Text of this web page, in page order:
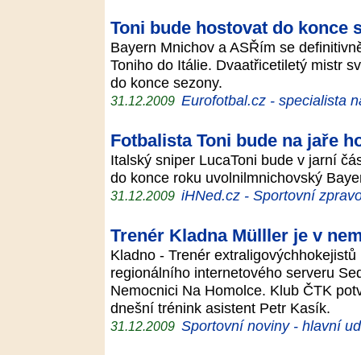
Toni bude hostovat do konce
Bayern Mnichov a ASŘím se
Toniho do Itálie. Dvaatřicetiletý mistr
do konce sezony.
31.12.2009 Eurofotbal.cz - specialista
Fotbalista Toni bude na jaře
Italský sniper LucaToni bude v jarní
do konce roku uvolnilmnichovský
31.12.2009 iHNed.cz - Sportovní
Trenér Kladna Mülller je v
Kladno - Trenér
regionálního internetového serveru
Nemocnici Na Homolce. Klub ČTK
dnešní trénink asistent Petr Kasík.
31.12.2009 Sportovní noviny - hlavní